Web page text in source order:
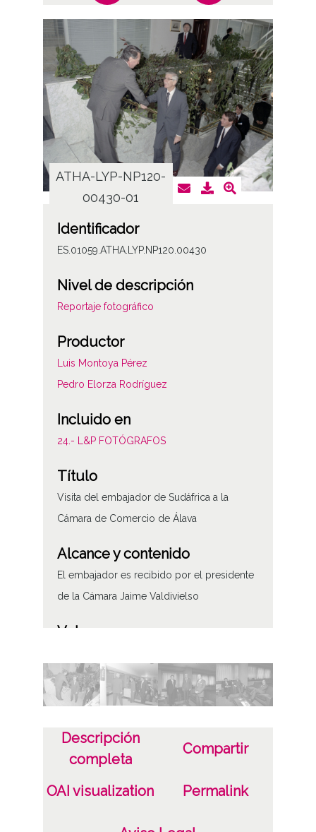
ATHA-LYP-NP120-
00430-01
Identificador
ES.01059.ATHA.LYP.NP120.00430
Nivel de descripción
Reportaje fotográfico
Productor
Luis Montoya Pérez
Pedro Elorza Rodríguez
Incluido en
24.- L&P FOTÓGRAFOS
Título
Visita del embajador de Sudáfrica a la
Cámara de Comercio de Álava
Alcance y contenido
El embajador es recibido por el presidente
de la Cámara Jaime Valdivielso
Volumen
Tipo de contenido
Fotográfico
Fecha
19870513
Lugar
Descripción
completa
Compartir
OAI visualization Permalink